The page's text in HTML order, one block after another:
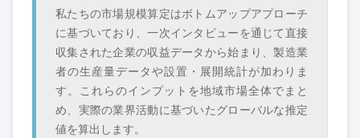
私たちの市場規模算定はボトムアップアプローチ
に基づいており、一次インタビューを通じて直接
収集された企業の収益データから始まり、製造業
者の生産量データや設置・展開統計が加わりま
す。これらのインプットを地域市場全体でまと
め、実際の業界活動に基づいたグローバルな推定
値を算出します。